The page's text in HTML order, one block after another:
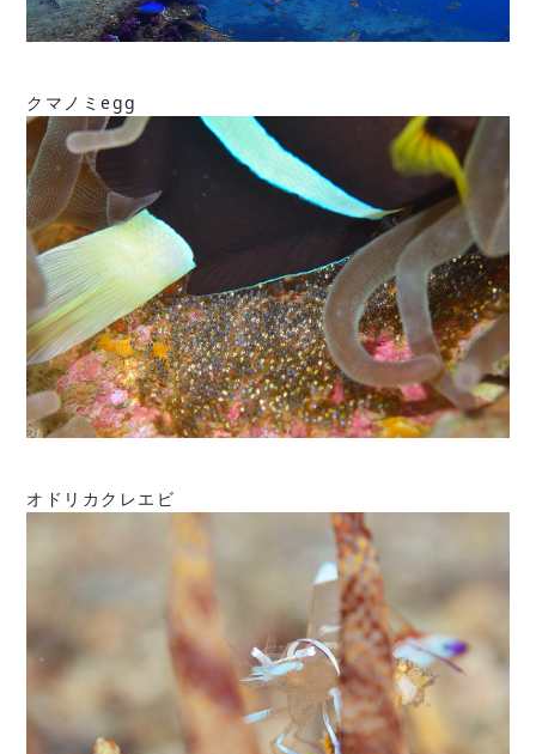
クマノミegg
オドリカクレエビ